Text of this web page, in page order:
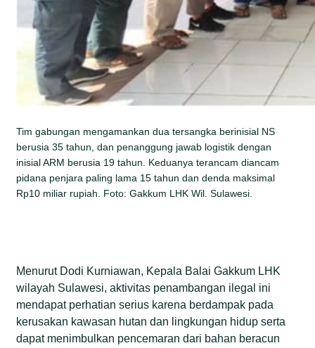
Tim gabungan mengamankan dua tersangka berinisial NS
berusia 35 tahun, dan penanggung jawab logistik dengan
inisial ARM berusia 19 tahun. Keduanya terancam diancam
pidana penjara paling lama 15 tahun dan denda maksimal
Rp10 miliar rupiah. Foto: Gakkum LHK Wil. Sulawesi.
Menurut Dodi Kurniawan, Kepala Balai Gakkum LHK
wilayah Sulawesi, aktivitas penambangan ilegal ini
mendapat perhatian serius karena berdampak pada
kerusakan kawasan hutan dan lingkungan hidup serta
dapat menimbulkan pencemaran dari bahan beracun